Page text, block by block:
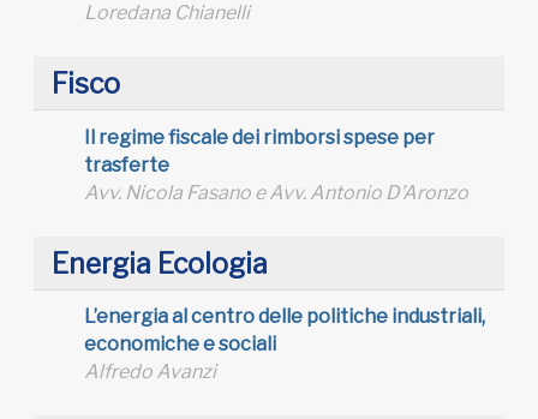
Loredana Chianelli
Fisco
Il regime fiscale dei rimborsi spese per
trasferte
Avv. Nicola Fasano e Avv. Antonio D’Aronzo
Energia Ecologia
L’energia al centro delle politiche industriali,
economiche e sociali
Alfredo Avanzi